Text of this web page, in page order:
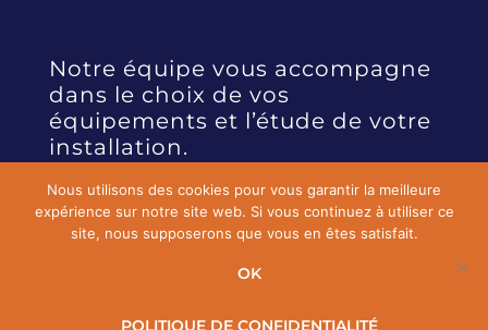
Notre équipe vous accompagne
dans le choix de vos
équipements et l’étude de votre
installation.
CONTACTEZ-NOUS
Nous utilisons des cookies pour vous garantir la meilleure
expérience sur notre site web. Si vous continuez à utiliser ce
site, nous supposerons que vous en êtes satisfait.
OK
POLITIQUE DE CONFIDENTIALITÉ